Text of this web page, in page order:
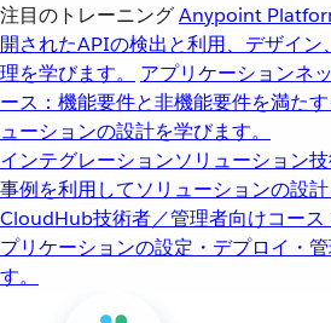
注目のトレーニングAnypoint
開されたAPIの検出と利用、デザイン
理を学びます。
アプリケーションネ
ース：機能要件と非機能要件を満た
ューションの設計を学びます。
インテグレーションソリューション
事例を利用してソリューションの設計
CloudHub技術者／管理者向けコー
プリケーションの設定・デプロイ・
す。